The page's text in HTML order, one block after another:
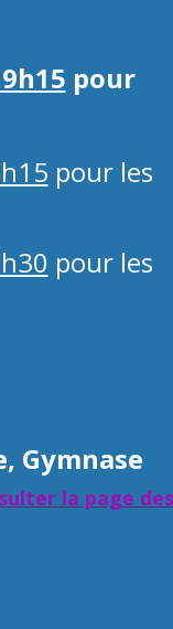
pour
pour les
pour les
Gymnase
la page des